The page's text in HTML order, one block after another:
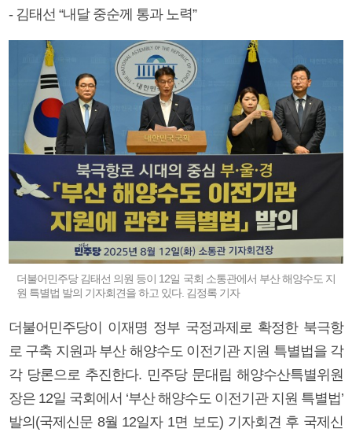
- 김태선 “내달 중순께 통과 노력”
더불어민주당 김태선 의원 등이 12일 국회 소통관에서 부산 해양수도 지
원 특별법 발의 기자회견을 하고 있다. 김정록 기자
더불어민주당이 이재명 정부 국정과제로 확정한 북극항
로 구축 지원과 부산 해양수도 이전기관 지원 특별법을 각
각 당론으로 추진한다. 민주당 문대림 해양수산특별위원
장은 12일 국회에서 ‘부산 해양수도 이전기관 지원 특별법’
발의(국제신문 8월 12일자 1면 보도) 기자회견 후 국제신